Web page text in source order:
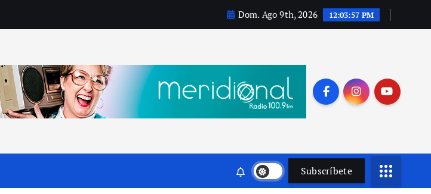
Dom. Ago 9th, 2026 12:03:59 PM
Subscríbete